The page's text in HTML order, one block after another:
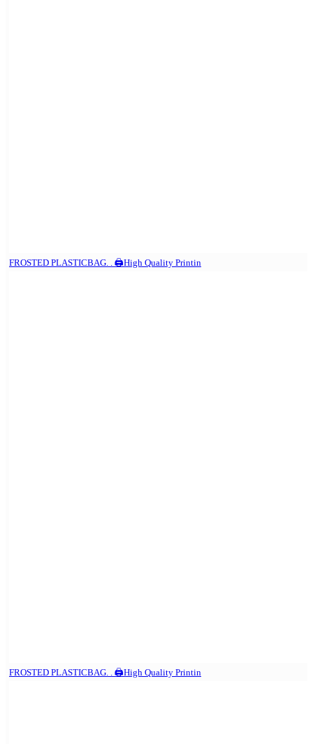
FROSTED PLASTICBAG. . 🖨️High Quality Printin
FROSTED PLASTICBAG. . 🖨️High Quality Printin